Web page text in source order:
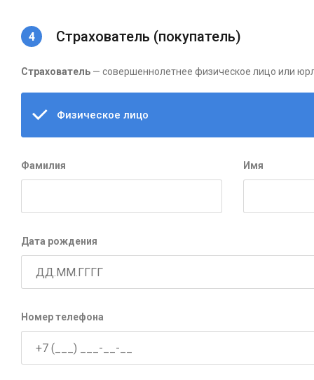
Страхователь (покупатель)
Страхователь — совершеннолетнее физическое лицо или
Физическое лицо
Фамилия Имя
Дата рождения
Номер телефона